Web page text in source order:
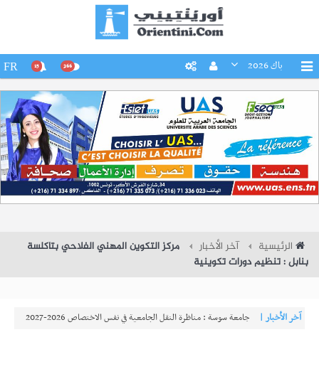
باك 2026 266
15
FR
الرئيسية آخر الأخبار
مركز التكوين المهني الفلاحي بتاكلسة
بنابل : تنظيم دورات تكوينية
آخر الأخبار | جامعة سوسة : مناظرة النقل الجامعية في نفس الاختصاص 2026-2027